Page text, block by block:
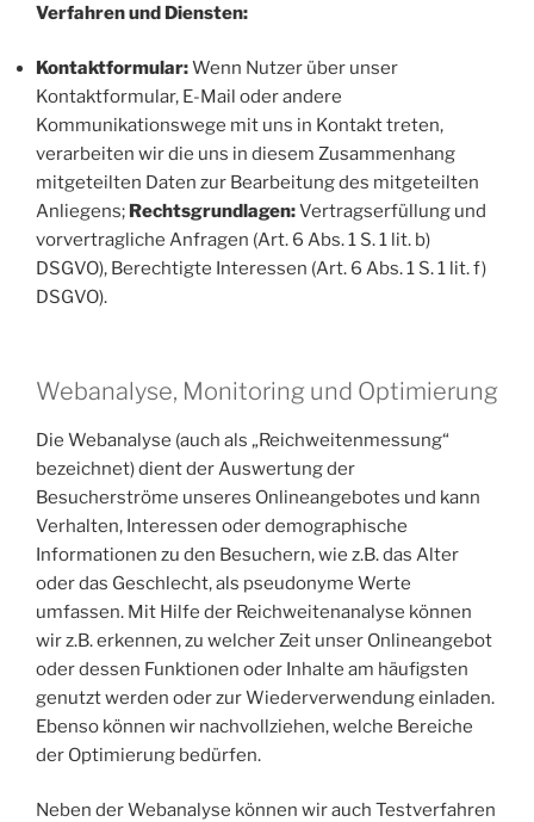
Verfahren und Diensten:
Kontaktformular:Wenn Nutzer über unser
Kontaktformular, E-Mail oder andere
Kommunikationswege mit uns in Kontakt treten,
verarbeiten wir die uns in diesem Zusammenhang
mitgeteilten Daten zur Bearbeitung des mitgeteilten
Anliegens; Rechtsgrundlagen:Vertragserfüllung und
vorvertragliche Anfragen (Art. 6 Abs. 1 S. 1 lit. b)
DSGVO), Berechtigte Interessen (Art. 6 Abs. 1 S. 1 lit. f)
DSGVO).
Webanalyse, Monitoring und Optimierung
Die Webanalyse (auch als „Reichweitenmessung“
bezeichnet) dient der Auswertung der
Besucherströme unseres Onlineangebotes und kann
Verhalten, Interessen oder demographische
Informationen zu den Besuchern, wie z.B. das Alter
oder das Geschlecht, als pseudonyme Werte
umfassen. Mit Hilfe der Reichweitenanalyse können
wir z.B. erkennen, zu welcher Zeit unser Onlineangebot
oder dessen Funktionen oder Inhalte am häufigsten
genutzt werden oder zur Wiederverwendung einladen.
Ebenso können wir nachvollziehen, welche Bereiche
der Optimierung bedürfen.
Neben der Webanalyse können wir auch Testverfahren